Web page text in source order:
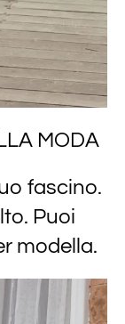
MODA
fascino.
Puoi
modella.